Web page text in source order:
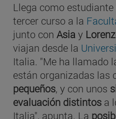
Llega como
tercer curso a la
junto con Asiay
viajan desde la
Italia. "Me ha llamado
están organizadas las
pequeños, y con unos
evaluación distintosa
Italia", apunta. La